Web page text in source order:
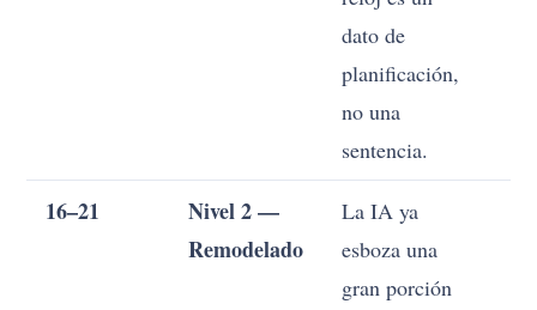
dato de
planificación,
no una
sentencia.
16–21
Nivel 2 —
Remodelado
La IA ya
esboza una
gran porción